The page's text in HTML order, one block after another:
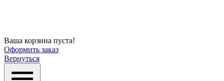
Ваша корзина пуста!
Оформить заказ
Вернуться